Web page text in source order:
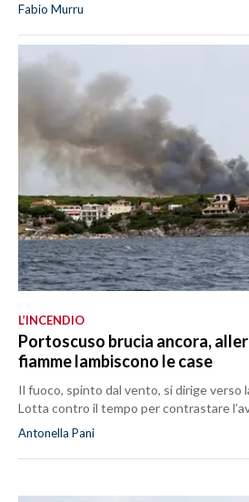
Fabio Murru
L’INCENDIO
Portoscuso brucia ancora,
fiamme lambiscono le case
Il fuoco, spinto dal vento, si dirige verso
Lotta contro il tempo per contrastare
Antonella Pani